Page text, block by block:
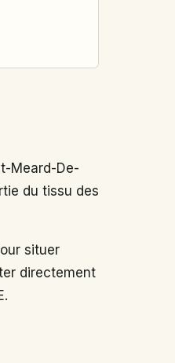
Meard-De-
du tissu des
situer
directement